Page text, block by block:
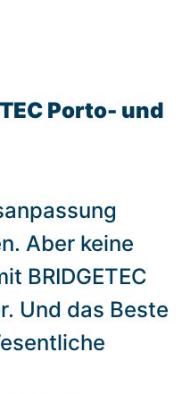
Porto- und
Aber keine
BRIDGETEC
Und das Beste